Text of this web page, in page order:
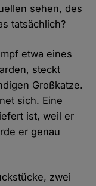
sehen, des
tatsächlich?
etwa eines
steckt
Großkatze.
sich. Eine
ist, weil er
er genau
zwei